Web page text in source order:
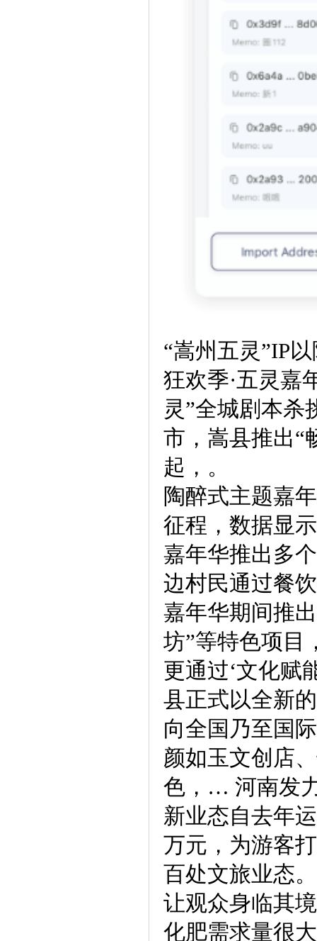
“嵩州五灵”IP
狂欢季·五灵嘉
灵”全城剧本杀
市，嵩县推出“
起，。
陶醉式主题嘉
征程，数据显
嘉年华推出多
边村民通过餐
嘉年华期间推
坊”等特色项目
更通过‘文化赋
县正式以全新
向全国乃至国
颜如玉文创店
色，… 河南发
新业态自去年
万元，为游客
百处文旅业态。
让观众身临其
化肥需求量很